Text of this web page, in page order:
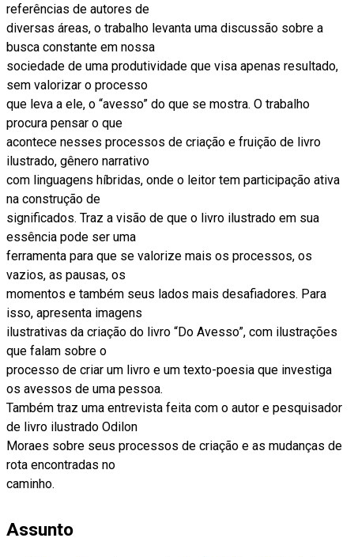
referências de autores de
diversas áreas, o trabalho levanta uma discussão sobre a
busca constante em nossa
sociedade de uma produtividade que visa apenas resultado,
sem valorizar o processo
que leva a ele, o “avesso” do que se mostra. O trabalho
procura pensar o que
acontece nesses processos de criação e fruição de livro
ilustrado, gênero narrativo
com linguagens híbridas, onde o leitor tem participação ativa
na construção de
significados. Traz a visão de que o livro ilustrado em sua
essência pode ser uma
ferramenta para que se valorize mais os processos, os
vazios, as pausas, os
momentos e também seus lados mais desafiadores. Para
isso, apresenta imagens
ilustrativas da criação do livro “Do Avesso”, com ilustrações
que falam sobre o
processo de criar um livro e um texto-poesia que investiga
os avessos de uma pessoa.
Também traz uma entrevista feita com o autor e pesquisador
de livro ilustrado Odilon
Moraes sobre seus processos de criação e as mudanças de
rota encontradas no
caminho.
Assunto